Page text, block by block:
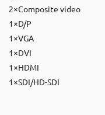
2×Composite video
1×D/P
1×VGA
1×DVI
1×HDMI
1×SDI/HD-SDI